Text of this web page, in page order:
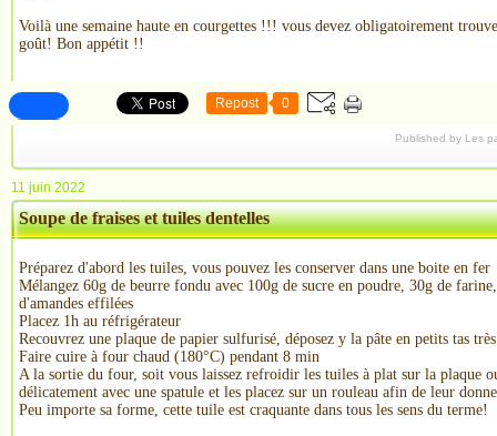
Voilà une semaine haute en courgettes !!! vous devez obligatoirement
goût! Bon appétit !!
Repost 0
Published by Les
11 juin 2022
Soupe de fraises et tuiles dentelles
Préparez d'abord les tuiles, vous pouvez les conserver dans une boite en fer
Mélangez 60g de beurre fondu avec 100g de sucre en poudre, 30g de
d'amandes effilées
Placez 1h au réfrigérateur
Recouvrez une plaque de papier sulfurisé, déposez y la pâte en petits tas très
Faire cuire à four chaud (180°C) pendant 8 min
A la sortie du four, soit vous laissez refroidir les tuiles à plat sur la plaque
délicatement avec une spatule et les placez sur un rouleau afin de leur
Peu importe sa forme, cette tuile est craquante dans tous les sens du terme!